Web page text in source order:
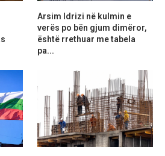
Arsim Idrizi në kulmin e
verës po bën gjum dimëror,
është rrethuar me tabela
pa...